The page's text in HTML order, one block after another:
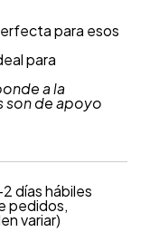
para esos
para
a la
son de apoyo
días hábiles
pedidos,
variar)